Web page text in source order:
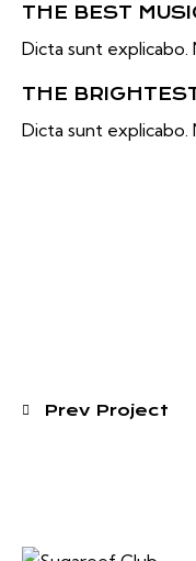
THE BEST
Dicta sunt
THE
Dicta sunt
Prev Project